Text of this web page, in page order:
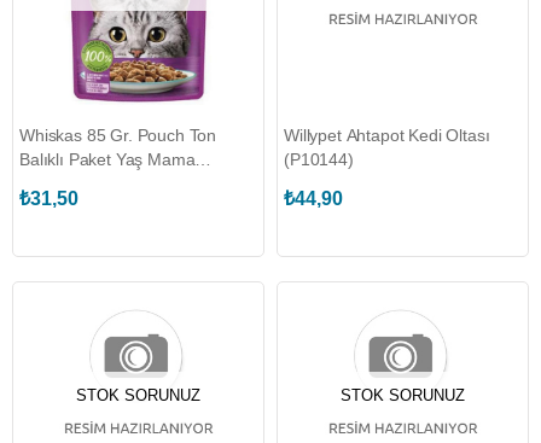
Whiskas 85 Gr. Pouch Ton
Balıklı Paket Yaş Mama
₺31,50
Willypet Ahtapot Kedi Oltası
(P10144)
₺44,90
STOK SORUNUZ STOK SORUNUZ